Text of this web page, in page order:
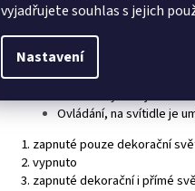
vyjadřujete souhlas s jejich
Nastavení
powerbanky - naleznete v
Součástí svítidla:
Stojánek
Ovládání, na svítidle je
1. zapnuté pouze dekorační
2. vypnuto
3. zapnuté dekorační i přímé